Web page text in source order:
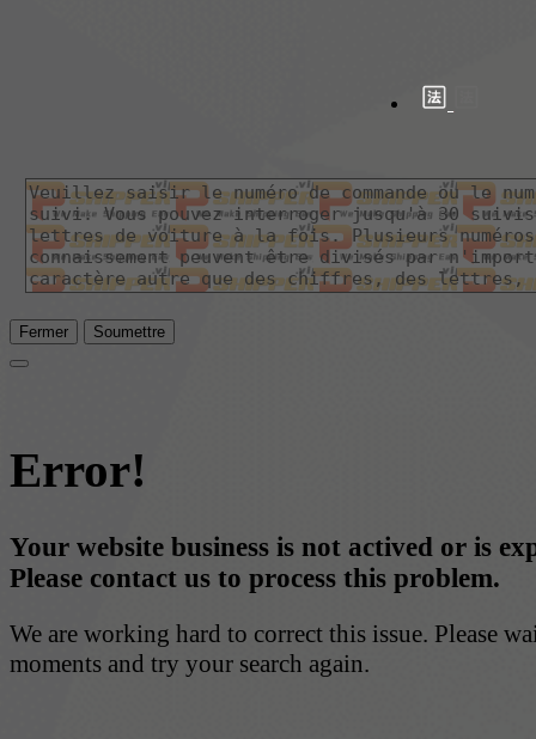
Fermer Soumettre
Error!
Your website business is not actived or is
Please contact us to process this problem.
We are working hard to correct this issue. Please
moments and try your search again.